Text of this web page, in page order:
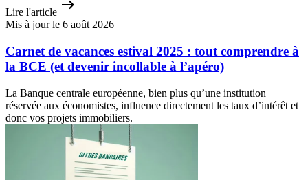
Lire l'article
Mis à jour le 6 août 2026
Carnet de vacances estival 2025 : tout comprendre à
la BCE (et devenir incollable à l’apéro)
La Banque centrale européenne, bien plus qu’une institution
réservée aux économistes, influence directement les taux d’intérêt et
donc vos projets immobiliers.